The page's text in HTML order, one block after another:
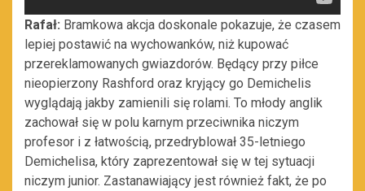
Rafał: Bramkowa akcja doskonale pokazuje, że czasem
lepiej postawić na wychowanków, niż kupować
przereklamowanych gwiazdorów. Będący przy piłce
nieopierzony Rashford oraz kryjący go Demichelis
wyglądają jakby zamienili się rolami. To młody anglik
zachował się w polu karnym przeciwnika niczym
profesor i z łatwością, przedryblował 35-letniego
Demichelisa, który zaprezentował się w tej sytuacji
niczym junior. Zastanawiający jest również fakt, że po